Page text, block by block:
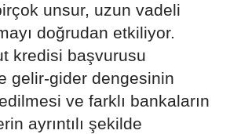
unsur, uzun vadeli
doğrudan etkiliyor.
kredisi başvurusu
gelir-gider dengesinin
ve farklı bankaların
ayrıntılı şekilde